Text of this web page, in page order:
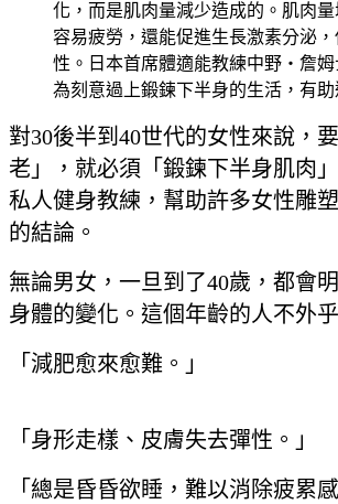
化，而是肌肉量減少造成的。肌肉
容易疲勞，還能促進生長激素分泌
性。日本首席體適能教練中野‧詹
為刻意過上鍛鍊下半身的生活，有助
對30後半到40世代的女性來說，
老」，就必須「鍛鍊下半身肌肉
私人健身教練，幫助許多女性雕
的結論。
無論男女，一旦到了40歲，都會
身體的變化。這個年齡的人不外
「減肥愈來愈難。」
「身形走樣、皮膚失去彈性。」
「總是昏昏欲睡，難以消除疲累感